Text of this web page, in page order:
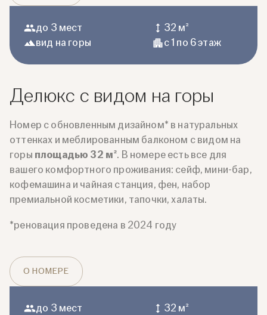
до 3 мест
32 м²
вид на горы
с 1 по 6 этаж
Делюкс с видом на горы
Номер с обновленным дизайном* в натуральных
оттенках и меблированным балконом с видом на
горы площадью 32 м². В номере есть все для
вашего комфортного проживания: сейф, мини-бар,
кофемашина и чайная станция, фен, набор
премиальной косметики, тапочки, халаты.
*реновация проведена в 2024 году
О НОМЕРЕ
до 3 мест
32 м²